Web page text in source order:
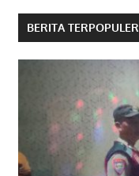
BERITA TERPOPULER